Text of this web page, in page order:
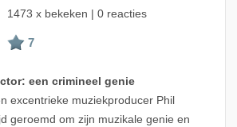
1473 x bekeken | 0 reacties
een crimineel genie
excentrieke muziekproducer Phil
geroemd om zijn muzikale genie en